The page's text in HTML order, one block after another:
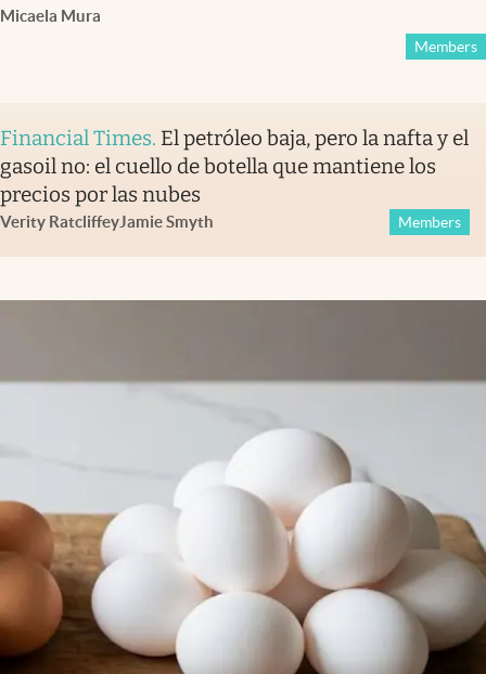
Micaela Mura
Members
Financial Times. El petróleo baja, pero la nafta y el
gasoil no: el cuello de botella que mantiene los
precios por las nubes
Verity RatcliffeyJamie Smyth Members